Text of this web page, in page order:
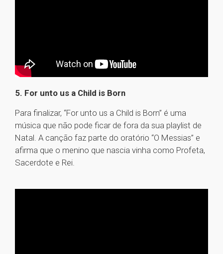
5. For unto us a Child is Born
Para finalizar, “For unto us a Child is Born” é uma
música que não pode ficar de fora da sua playlist de
Natal. A canção faz parte do oratório “O Messias” e
afirma que o menino que nascia vinha como Profeta,
Sacerdote e Rei.